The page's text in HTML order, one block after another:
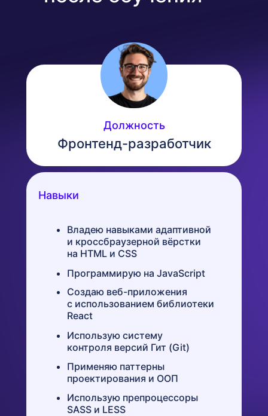
Должность
Фронтенд-разработчик
Навыки
Владею навыками адаптивной
и кроссбраузерной вёрстки
на HTML и CSS
Программирую на JavaScript
Создаю веб-приложения
с использованием библиотеки
React
Использую систему
контроля версий Гит (Git)
Применяю паттерны
проектирования и ООП
Использую препроцессоры
SASS и LESS